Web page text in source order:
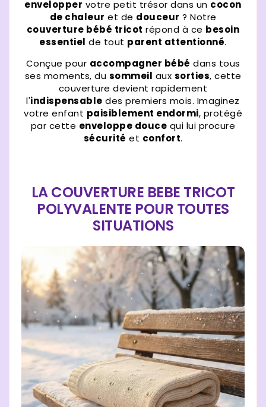
envelopper votre petit trésor dans un cocon
de chaleur et de douceur ? Notre
couverture bébé tricot répond à ce besoin
essentiel de tout parent attentionné.
Conçue pour accompagner bébé dans tous
ses moments, du sommeil aux sorties, cette
couverture devient rapidement
l'indispensable des premiers mois. Imaginez
votre enfant paisiblement endormi, protégé
par cette enveloppe douce qui lui procure
sécurité et confort.
LA COUVERTURE BEBE TRICOT
POLYVALENTE POUR TOUTES
SITUATIONS